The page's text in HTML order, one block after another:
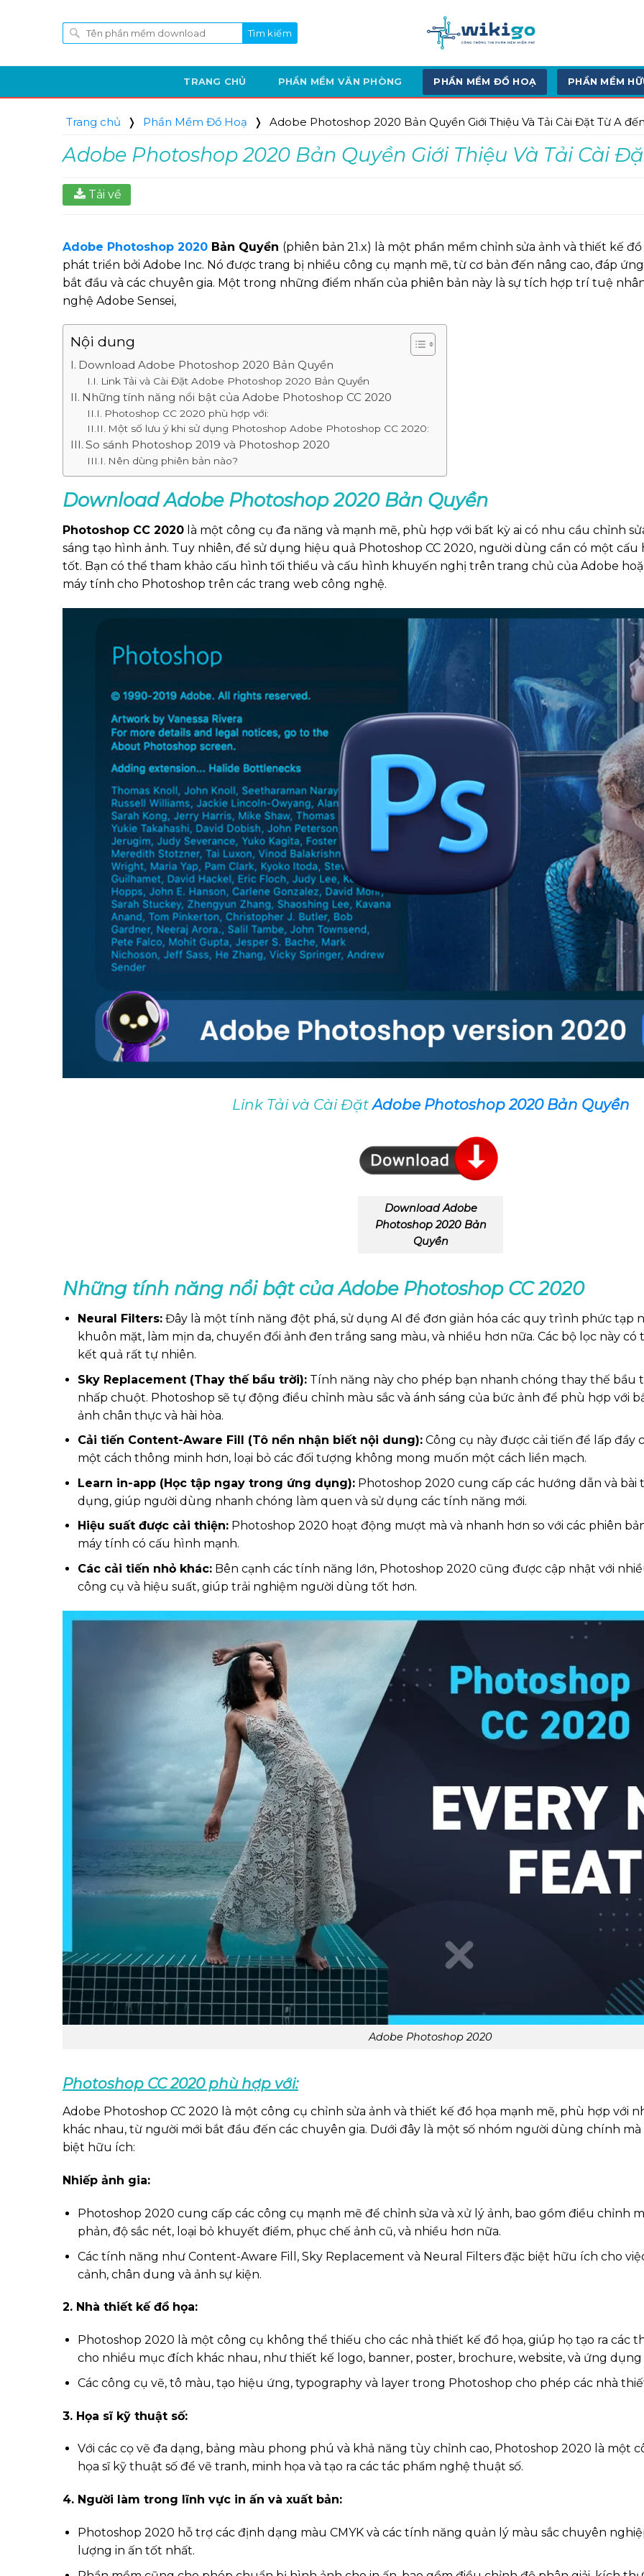
TRANG CHỦ PHẦN MỀM VĂN PHÒNG PHẦN MỀM ĐỒ HOẠ PHẦN MỀM
Trang chủ ❭ Phần Mềm Đồ Hoạ ❭ Adobe Photoshop 2020 Bản Quyền Giới Thiệu Và Tải Cài Đặt Từ A
Adobe Photoshop 2020 Bản Quyền Giới Thiệu Và Tải Cài
Tải về
Adobe Photoshop 2020 Bản Quyền (phiên bản 21.x) là một phần mềm chỉnh sửa ảnh và thiết kế
phát triển bởi Adobe Inc. Nó được trang bị nhiều công cụ mạnh mẽ, từ cơ bản đến nâng cao, đáp
bắt đầu và các chuyên gia. Một trong những điểm nhấn của phiên bản này là sự tích hợp trí tuệ
nghệ Adobe Sensei,
Nội dung
Download Adobe Photoshop 2020 Bản Quyền
Link Tải và Cài Đặt Adobe Photoshop 2020 Bản Quyền
Những tính năng nổi bật của Adobe Photoshop CC 2020
Photoshop CC 2020 phù hợp với:
Một số lưu ý khi sử dụng Photoshop Adobe Photoshop CC 2020:
So sánh Photoshop 2019 và Photoshop 2020
Nên dùng phiên bản nào?
Download Adobe Photoshop 2020 Bản Quyền
Photoshop CC 2020 là một công cụ đa năng và mạnh mẽ, phù hợp với bất kỳ ai có nhu cầu chỉnh
sáng tạo hình ảnh. Tuy nhiên, để sử dụng hiệu quả Photoshop CC 2020, người dùng cần có một
tốt. Bạn có thể tham khảo cấu hình tối thiểu và cấu hình khuyến nghị trên trang chủ của Adobe
máy tính cho Photoshop trên các trang web công nghệ.
Link Tải và Cài ĐặtAdobe Photoshop 2020 Bản Quyền
Download Adobe
Photoshop 2020 Bản
Quyền
Những tính năng nổi bật củaAdobe Photoshop CC 2020
Neural Filters:Đây là một tính năng đột phá, sử dụng AI để đơn giản hóa các quy trình phức tạp
khuôn mặt, làm mịn da, chuyển đổi ảnh đen trắng sang màu, và nhiều hơn nữa. Các bộ lọc này
kết quả rất tự nhiên.
Sky Replacement (Thay thế bầu trời):Tính năng này cho phép bạn nhanh chóng thay thế bầu
nhấp chuột. Photoshop sẽ tự động điều chỉnh màu sắc và ánh sáng của bức ảnh để phù hợp với
ảnh chân thực và hài hòa.
Cải tiến Content-Aware Fill (Tô nền nhận biết nội dung):Công cụ này được cải tiến để lấp
một cách thông minh hơn, loại bỏ các đối tượng không mong muốn một cách liền mạch.
Learn in-app (Học tập ngay trong ứng dụng):Photoshop 2020 cung cấp các hướng dẫn và
dụng, giúp người dùng nhanh chóng làm quen và sử dụng các tính năng mới.
Hiệu suất được cải thiện:Photoshop 2020 hoạt động mượt mà và nhanh hơn so với các phiên
máy tính có cấu hình mạnh.
Các cải tiến nhỏ khác:Bên cạnh các tính năng lớn, Photoshop 2020 cũng được cập nhật với
công cụ và hiệu suất, giúp trải nghiệm người dùng tốt hơn.
Adobe Photoshop 2020
Photoshop CC 2020 phù hợp với:
Adobe Photoshop CC 2020 là một công cụ chỉnh sửa ảnh và thiết kế đồ họa mạnh mẽ, phù hợp với
khác nhau, từ người mới bắt đầu đến các chuyên gia. Dưới đây là một số nhóm người dùng chính mà
biệt hữu ích:
Nhiếp ảnh gia:
Photoshop 2020 cung cấp các công cụ mạnh mẽ để chỉnh sửa và xử lý ảnh, bao gồm điều chỉnh
phản, độ sắc nét, loại bỏ khuyết điểm, phục chế ảnh cũ, và nhiều hơn nữa.
Các tính năng như Content-Aware Fill, Sky Replacement và Neural Filters đặc biệt hữu ích cho
cảnh, chân dung và ảnh sự kiện.
2. Nhà thiết kế đồ họa:
Photoshop 2020 là một công cụ không thể thiếu cho các nhà thiết kế đồ họa, giúp họ tạo ra các
cho nhiều mục đích khác nhau, như thiết kế logo, banner, poster, brochure, website, và ứng dụng
Các công cụ vẽ, tô màu, tạo hiệu ứng, typography và layer trong Photoshop cho phép các nhà
3. Họa sĩ kỹ thuật số:
Với các cọ vẽ đa dạng, bảng màu phong phú và khả năng tùy chỉnh cao, Photoshop 2020 là một
họa sĩ kỹ thuật số để vẽ tranh, minh họa và tạo ra các tác phẩm nghệ thuật số.
4. Người làm trong lĩnh vực in ấn và xuất bản:
Photoshop 2020 hỗ trợ các định dạng màu CMYK và các tính năng quản lý màu sắc chuyên
lượng in ấn tốt nhất.